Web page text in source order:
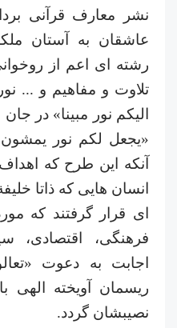
نشر معارف قرآنی
عاشقان به آستان
رشته ای اعم از
تلاوت و مفاهیم و ...
الیکم نور مبینا» در
«یجعل لکم نور یمشون
آنکه این طرح که
انسان هایی که ذاتا
ای قرار گرفتند که
فرهنگی، اقتصادی،
اجابت به دعوت
ریسمان آویخته الهی
نصیبشان گردد.